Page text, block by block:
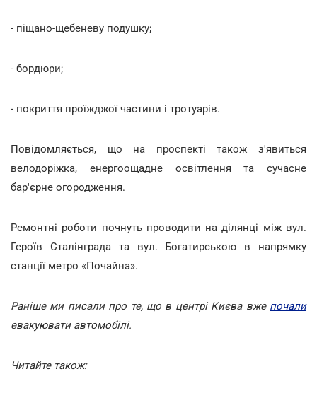
- піщано-щебеневу подушку;
- бордюри;
- покриття проїжджої частини і тротуарів.
Повідомляється, що на проспекті також з'явиться
велодоріжка, енергоощадне освітлення та сучасне
бар'єрне огородження.
Ремонтні роботи почнуть проводити на ділянці між вул.
Героїв Сталінграда та вул. Богатирською в напрямку
станції метро «Почайна».
Раніше ми писали про те, що в центрі Києва вже почали
евакуювати автомобілі.
Читайте також: